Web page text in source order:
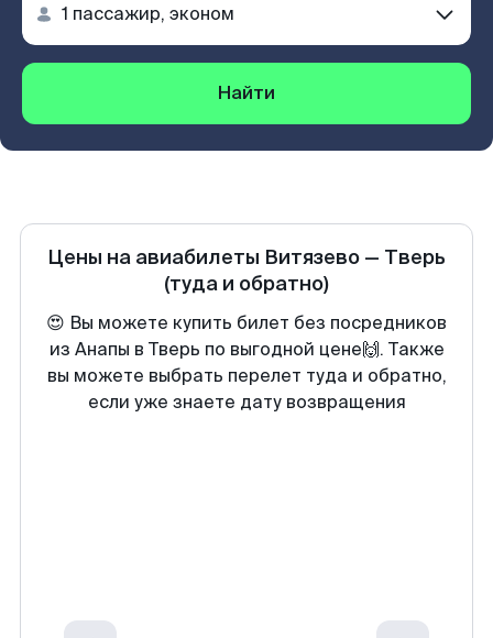
Найти
Цены на авиабилеты Витязево — Тверь
(туда и обратно)
😍 Вы можете купить билет без посредников
из Анапы в Тверь по выгодной цене🙌. Также
вы можете выбрать перелет туда и обратно,
если уже знаете дату возвращения